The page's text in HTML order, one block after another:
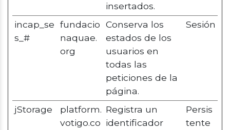
insertados.
incap_se
s_#
fundacio
naquae.
org
Conserva los
estados de los
usuarios en
todas las
peticiones de la
página.
Sesión
jStorage
platform.
votigo.co
Registra un
identificador
Persis
tente